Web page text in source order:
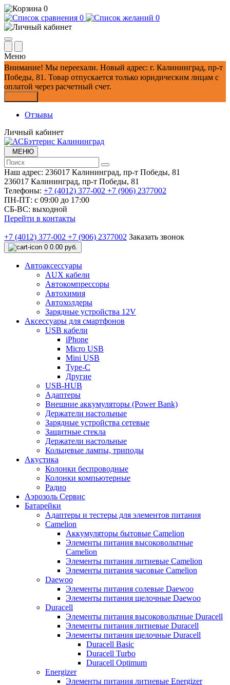
0
0
0
Меню
Внимание! Мы переехали. Новый адрес: г. Калининград, пр-т
Победы, 81. Товар отпускается только юридическим лицам с
оплатой через расчетный счет.
Отзывы
Личный кабинет
МЕНЮ
Наш адрес: 236017 Калининград,​ пр-т Победы, 81
236017 Калининград,​ пр-т Победы, 81
Телефоны: +7 (4012) 377-002 +7 (906) 2377002
ПН-ПТ: с 09:00 до 17:00
СБ-ВС: выходной
Перейти в контакты
+7 (4012) 377-002 +7 (906) 2377002 Заказать звонок
0 0.00 руб.
Автоаксессуары
AUX кабели
Автокомпрессоры
Автохимия
Автохолдеры
Зарядные устройства 12V
Аксессуары для смартфонов
USB кабели
iPhone
Micro USB
Mini USB
Type-C
Другие
USB-HUB
Адаптеры
Внешние аккумуляторы (Power Bank)
Держатели настольные
Зарядные устройства сетевые
Защитные стекла
Держатели настольные
Кольцевые лампы, триподы
Акустика
Колонки беспроводные
Колонки компьютерные
Радио
Аэрозоль Сервис
Батарейки
Aдаптеры и тестеры для элементов питания
Camelion
Аккумуляторы бытовые Camelion
Элементы питания высоковольтные
Camelion
Элементы питания литиевые Camelion
Элементы питания часовые Camelion
Daewoo
Элементы питания солевые Daewoo
Элементы питания щелочные Daewoo
Duracell
Элементы питания высоковольтные Duracell
Элементы питания литиевые Duracell
Элементы питания щелочные Duracell
Duracell Basic
Duracell Turbo
Duracell Optimum
Energizer
Элементы питания литиевые Energizer